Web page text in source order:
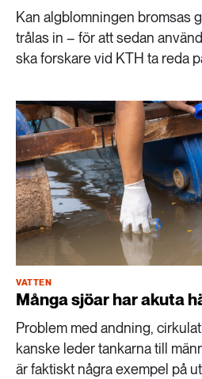
Kan algblomningen bromsas
trålas in – för att sedan
ska forskare vid KTH ta reda
VATTEN
Många sjöar har akuta
Problem med andning,
kanske leder tankarna till
är faktiskt några exempel på